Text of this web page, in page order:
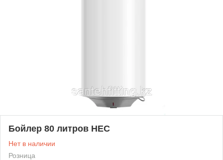
Бойлер 80 литров HEC
Нет в наличии
Розница